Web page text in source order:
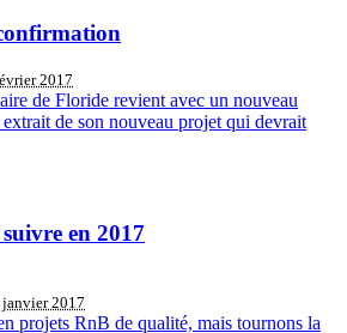
2017
de Floride revient avec un nouveau
de son nouveau projet qui devrait
en 2017
2017
projets RnB de qualité, mais tournons la